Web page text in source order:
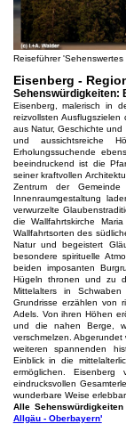
Reiseführer
Eisenberg -
Sehenswürdigkeiten:
Eisenberg, malerisch in
reizvollsten
aus Natur, Geschichte und
und aussichtsreiche
Erholungssuchende
beeindruckend ist die
seiner kraftvollen
Zentrum der
Innenraumgestaltung
verwurzelte
die Wallfahrtskirche
Wallfahrtsorten des
Natur und begeistert
besondere spirituelle
beiden imposanten
Hügeln thronen und zu
Mittelalters in
Grundrisse erzählen von
Adels. Von ihren Höhen
und die nahen Berge,
verschmelzen.
weiteren spannenden
Einblick in die
ermöglichen.
eindrucksvollen
wunderbare Weise
Alle
Allgäu - Oberbayern'